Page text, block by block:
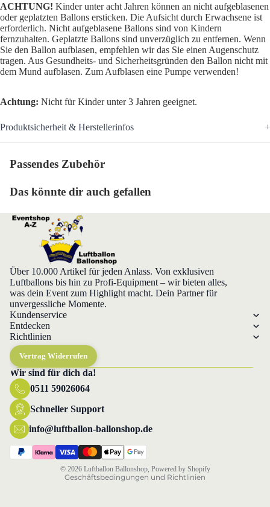
ACHTUNG! Kinder unter acht Jahren können an nicht aufgeblasenen
oder geplatzten Ballons ersticken. Die Aufsicht durch Erwachsene ist
erforderlich. Nicht aufgeblasene Ballons sind von Kindern
fernzuhalten. Geplatzte Ballons sind unverzüglich zu entfernen. Wenn
Sie den Ballon aufblasen, empfehlen wir das Sie einen Augenschutz
tragen. Aus Gesundheits- und Sicherheitsgründen den Ballon nicht mit
dem Mund aufblasen. Zum Aufblasen eine Pumpe verwenden!
Achtung: Nicht für Kinder unter 3 Jahren geeignet.
Produktsicherheit & Herstellerinfos
Passendes Zubehör
Das könnte dir auch gefallen
Über 10.000 Artikel für jeden Anlass. Von exklusiven
Luftballons bis hin zu Profi-Equipment – wir bieten alles,
was dein Event zum Highlight macht. Dein Partner für
unvergessliche Momente.
Kundenservice
Entdecken
Richtlinien
Vertrag Widerrufen
Wir sind für dich da!
0511 59026064
Schneller Support
info@luftballon-ballonshop.de
© 2026 Luftballon Ballonshop, Powered by Shopify
Geschäftsbedingungen und Richtlinien
Datenschutzerklärung
Widerrufsrecht
AGB
Versand
Impressum